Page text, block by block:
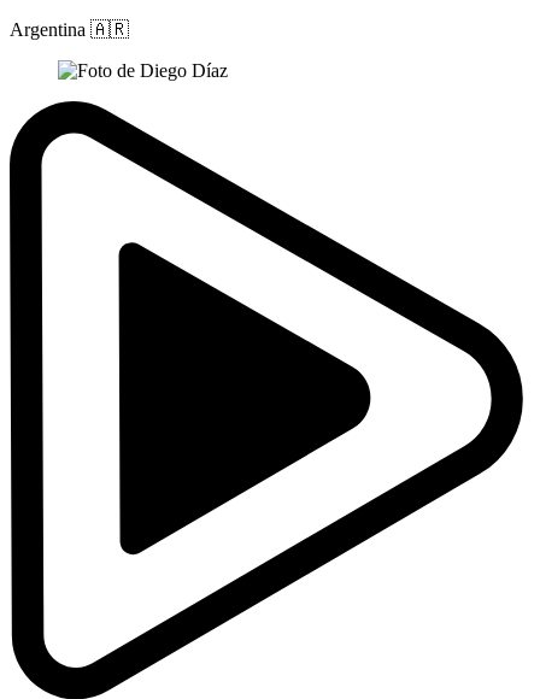
Argentina 🇦🇷